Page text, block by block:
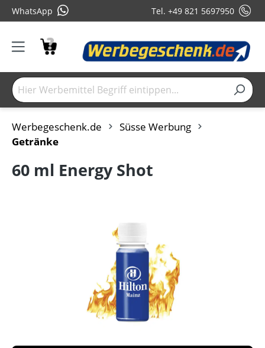
WhatsApp Tel. +49 821 5697950
Werbegeschenk.de
Süsse Werbung
Getränke
60 ml Energy Shot